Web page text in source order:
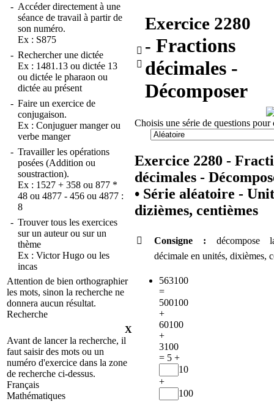
- Accéder directement à une
séance de travail à partir de
son numéro.
Ex : S875
- Rechercher une dictée
Ex : 1481.13 ou dictée 13
ou dictée le pharaon ou
dictée au présent
- Faire un exercice de
conjugaison.
Ex : Conjuguer mangerou
verbe manger
- Travailler les opérations
posées (Addition ou
soustraction).
Ex : 1527 + 358 ou 877 *
48 ou 4877 - 456 ou 4877 :
8
- Trouver tous les exercices
sur un auteur ou sur un
thème
Ex : Victor Hugo ou les
incas
Attention de bien orthographier
les mots, sinon la recherche ne
donnera aucun résultat.
Recherche
X
Avant de lancer la recherche, il
faut saisir des mots ou un
numéro d'exercice dans la zone
de recherche ci-dessus.
Français
Mathématiques


Exercice 2280
- Fractions
décimales -
Décomposer
Choisis une série de questions pour
Exercice 2280 -
décimales -
• Série aléatoire -
dizièmes, centièmes
 Consigne : décompose
décimale en unités, dixièmes,
563100
=
500100
+
60100
+
3100
= 5 +
10
+
100